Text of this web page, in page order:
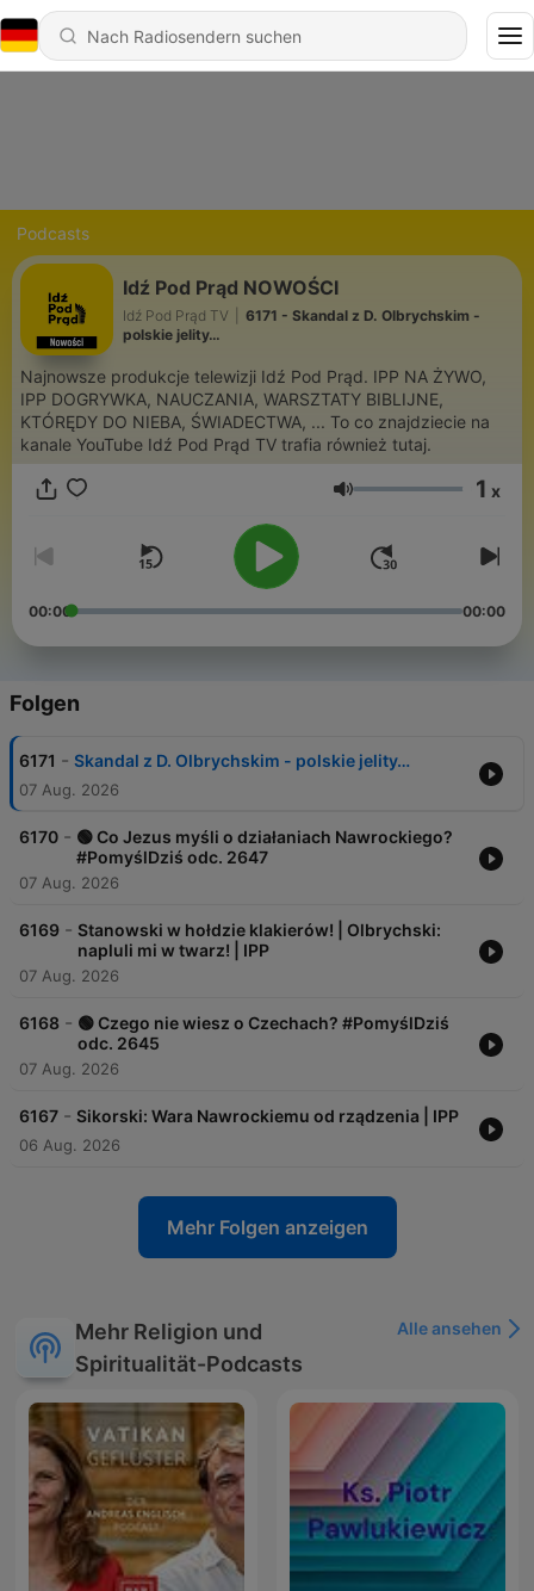
Podcasts
Idź Pod Prąd NOWOŚCI
Idź Pod Prąd TV
6171 - Skandal z D. Olbrychskim -
polskie jelity…
Najnowsze produkcje telewizji Idź Pod Prąd. IPP NA ŻYWO,
IPP DOGRYWKA, NAUCZANIA, WARSZTATY BIBLIJNE,
KTÓRĘDY DO NIEBA, ŚWIADECTWA, ... To co znajdziecie na
kanale YouTube Idź Pod Prąd TV trafia również tutaj.
Lautstärke 1 x
00:00 00:00
Folgen
6171 - Skandal z D. Olbrychskim - polskie jelity…
07 Aug. 2026
6170 - 🟢 Co Jezus myśli o działaniach Nawrockiego?
#PomyślDziś odc. 2647
07 Aug. 2026
6169 - Stanowski w hołdzie klakierów! | Olbrychski:
napluli mi w twarz! | IPP
07 Aug. 2026
6168 - 🟢 Czego nie wiesz o Czechach? #PomyślDziś
odc. 2645
07 Aug. 2026
6167 - Sikorski: Wara Nawrockiemu od rządzenia | IPP
06 Aug. 2026
Mehr Folgen anzeigen
Mehr Religion und
Spiritualität-Podcasts
Alle ansehen